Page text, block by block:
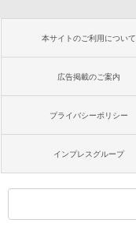
本サイトのご利用について
広告掲載のご案内
プライバシーポリシー
インプレスグループ